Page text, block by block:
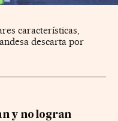
características,
descarta por
y no logran